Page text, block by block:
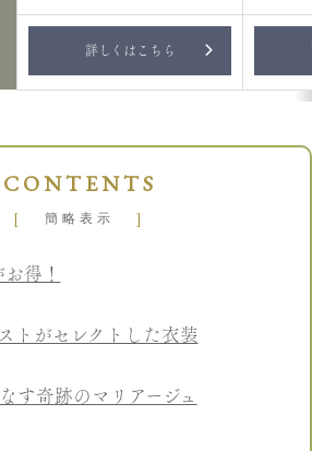
詳しくはこちら
CONTENTS
[ 簡略表示 ]
得！
トがセレクトした衣装
す奇跡のマリアージュ